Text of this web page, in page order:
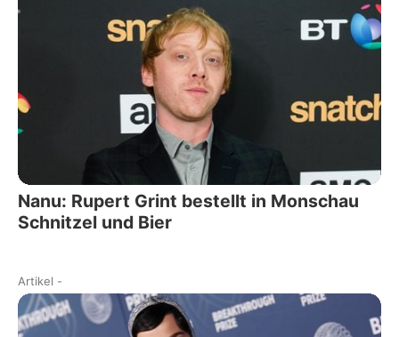
Nanu: Rupert Grint bestellt in Monschau
Schnitzel und Bier
Artikel -